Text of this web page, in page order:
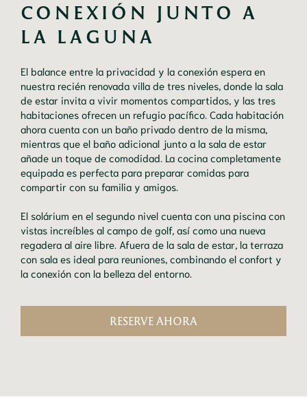
CONEXIÓN JUNTO A
LA LAGUNA
El balance entre la privacidad y la conexión espera en
nuestra recién renovada villa de tres niveles, donde la sala
de estar invita a vivir momentos compartidos, y las tres
habitaciones ofrecen un refugio pacífico. Cada habitación
ahora cuenta con un baño privado dentro de la misma,
mientras que el baño adicional junto a la sala de estar
añade un toque de comodidad. La cocina completamente
equipada es perfecta para preparar comidas para
compartir con su familia y amigos.
El solárium en el segundo nivel cuenta con una piscina con
vistas increíbles al campo de golf, así como una nueva
regadera al aire libre. Afuera de la sala de estar, la terraza
con sala es ideal para reuniones, combinando el confort y
la conexión con la belleza del entorno.
RESERVE AHORA